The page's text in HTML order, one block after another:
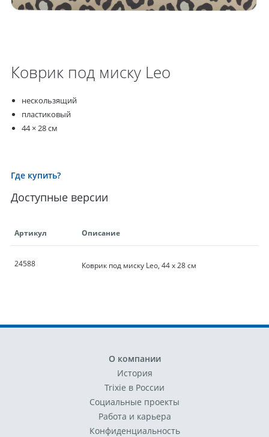
Коврик под миску Leo
нескользящий
пластиковый
44 × 28 см
Где купить?
Доступные версии
Артикул Описание
24588 Коврик под миску Leo, 44 х 28 см
О компании
История
Trixie в России
Социальные проекты
Работа и карьера
Конфиденциальность